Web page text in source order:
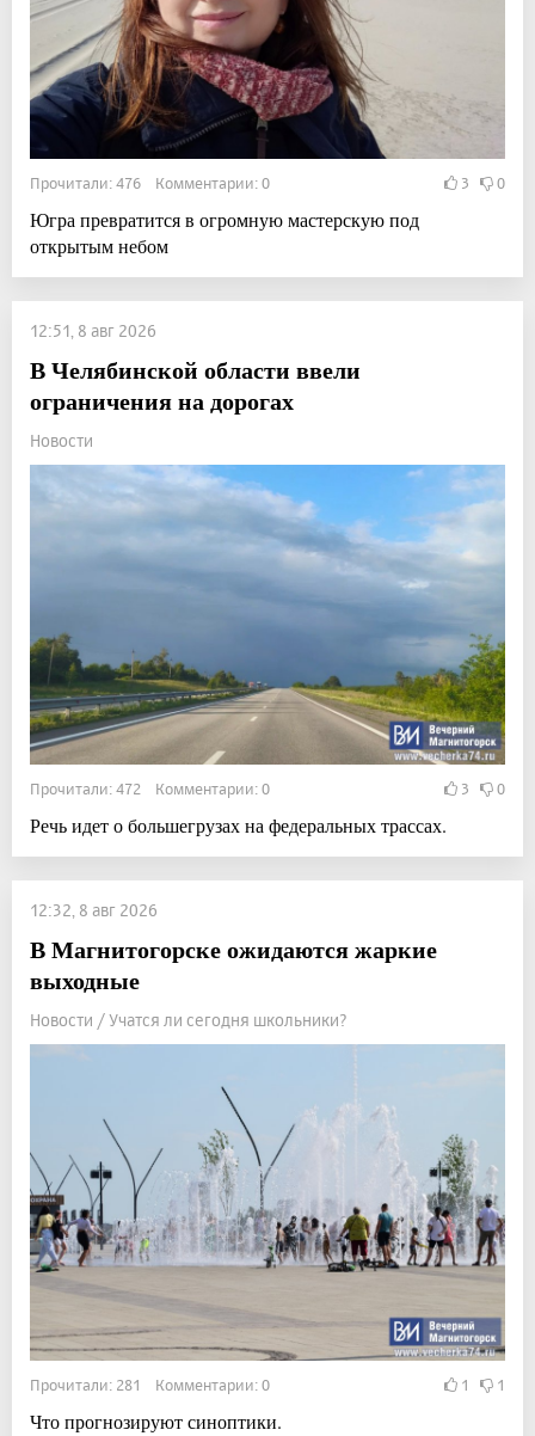
Прочитали: 476 Комментарии: 0 3 0
Югра превратится в огромную мастерскую под
открытым небом
12:51, 8 авг 2026
В Челябинской области ввели
ограничения на дорогах
Новости
Прочитали: 472 Комментарии: 0 3 0
Речь идет о большегрузах на федеральных трассах.
12:32, 8 авг 2026
В Магнитогорске ожидаются жаркие
выходные
Новости / Учатся ли сегодня школьники?
Прочитали: 281 Комментарии: 0 1 1
Что прогнозируют синоптики.